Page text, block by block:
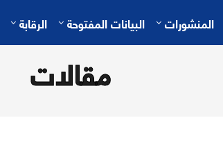
المنشورات البيانات المفتوحة الرقابة
مقالات